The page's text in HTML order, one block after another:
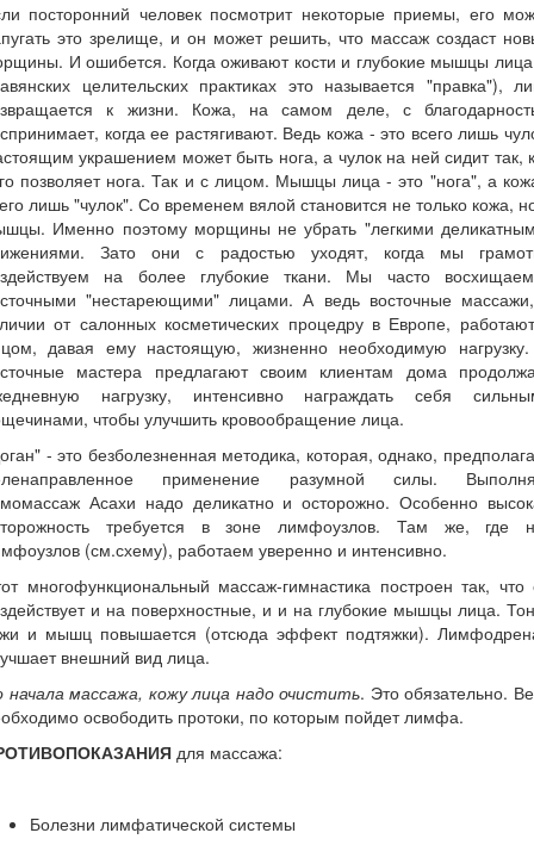
посторонний человек посмотрит некоторые приемы, его
это зрелище, и он может решить, что массаж создаст
И ошибется. Когда оживают кости и глубокие мышцы
целительских практиках это называется "правка"),
к жизни. Кожа, на самом деле, с
когда ее растягивают. Ведь кожа - это всего лишь
украшением может быть нога, а чулок на ней сидит так,
позволяет нога. Так и с лицом. Мышцы лица - это "нога", а
лишь "чулок". Со временем вялой становится не только кожа,
Именно поэтому морщины не убрать "легкими
Зато они с радостью уходят, когда мы
на более глубокие ткани. Мы часто
"нестареющими" лицами. А ведь восточные
от салонных косметических процедру в Европе,
давая ему настоящую, жизненно необходимую
мастера предлагают своим клиентам дома
нагрузку, интенсивно награждать себя
чтобы улучшить кровообращение лица.
- это безболезненная методика, которая, однако,
применение разумной силы.
Асахи надо деликатно и осторожно. Особенно
требуется в зоне лимфоузлов. Там же, где
(см.схему), работаем уверенно и интенсивно.
многофункциональный массаж-гимнастика построен так, что
и на поверхностные, и и на глубокие мышцы лица.
и мышц повышается (отсюда эффект подтяжки).
внешний вид лица.
начала массажа, кожу лица надо очистить. Это обязательно.
освободить протоки, по которым пойдет лимфа.
для массажа:
Болезни лимфатической системы